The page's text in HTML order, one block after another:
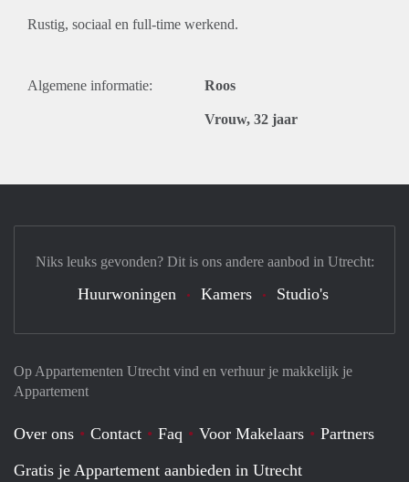
Rustig, sociaal en full-time werkend.
Algemene informatie: Roos
Vrouw, 32 jaar
Op Appartementen Utrecht vind en verhuur je makkelijk je
Appartement
Over ons Contact Faq Voor Makelaars
Partners
Gratis je Appartement aanbieden in Utrecht
Niks leuks gevonden? Dit is ons andere aanbod in Utrecht:
Huurwoningen Kamers Studio's